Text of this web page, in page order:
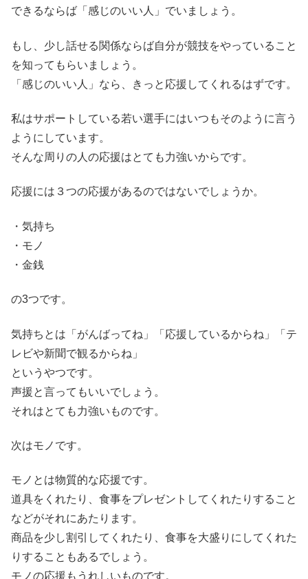
できるならば「感じのいい人」でいましょう。
もし、少し話せる関係ならば自分が競技をやっていること
を知ってもらいましょう。
「感じのいい人」なら、きっと応援してくれるはずです。
私はサポートしている若い選手にはいつもそのように言う
ようにしています。
そんな周りの人の応援はとても力強いからです。
応援には３つの応援があるのではないでしょうか。
・気持ち
・モノ
・金銭
の3つです。
気持ちとは「がんばってね」「応援しているからね」「テ
レビや新聞で観るからね」
というやつです。
声援と言ってもいいでしょう。
それはとても力強いものです。
次はモノです。
モノとは物質的な応援です。
道具をくれたり、食事をプレゼントしてくれたりすること
などがそれにあたります。
商品を少し割引してくれたり、食事を大盛りにしてくれた
りすることもあるでしょう。
モノの応援もうれしいものです。